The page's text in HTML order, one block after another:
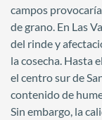
campos
de grano. En Las
del rinde y
la cosecha. Hasta
el centro sur de
contenido de
Sin embargo, la